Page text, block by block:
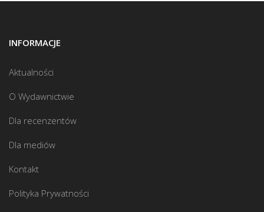
INFORMACJE
Aktualności
O Wydawnictwie
Dla recenzentów
Dla mediów
Kontakt
Polityka Prywatności